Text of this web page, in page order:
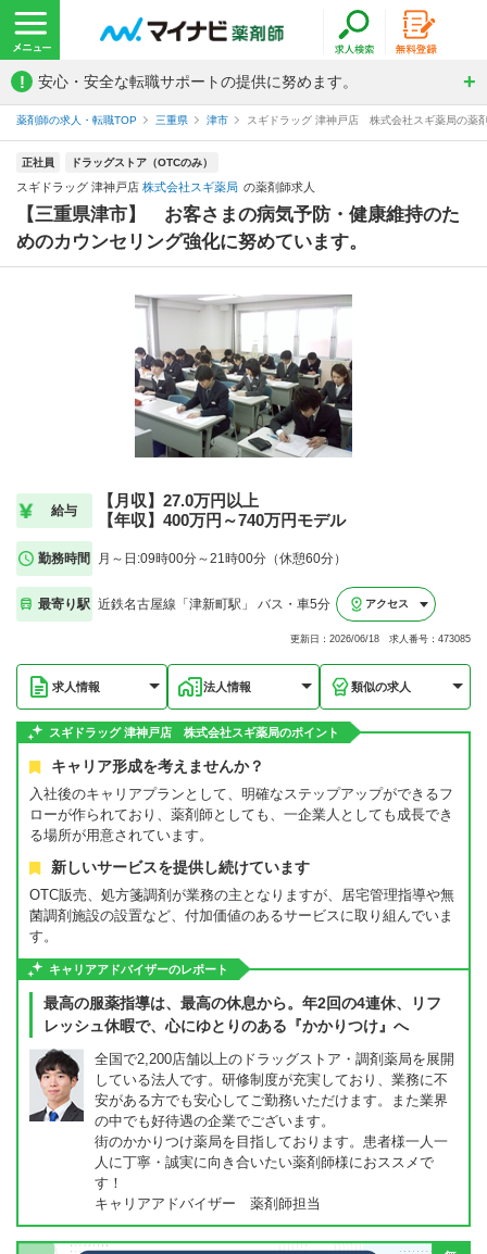
! 安心・安全な転職サポートの提供に努めます。
薬剤師の求人・転職TOP 三重県 津市 スギドラッグ 津神戸店 株式会社スギ薬局の薬
正社員 ドラッグストア（OTCのみ）
スギドラッグ 津神戸店 株式会社スギ薬局 の薬剤師求人
【三重県津市】 お客さまの病気予防・健康維持のた
めのカウンセリング強化に努めています。
給与
【月収】27.0万円以上
【年収】400万円～740万円モデル
勤務時間 月～日:09時00分～21時00分（休憩60分）
最寄り駅 近鉄名古屋線「津新町駅」 バス・車5分 アクセス
更新日：2026/06/18 求人番号：473085
求人情報 法人情報 類似の求人
スギドラッグ 津神戸店 株式会社スギ薬局のポイント
キャリア形成を考えませんか？
入社後のキャリアプランとして、明確なステップアップができるフ
ローが作られており、薬剤師としても、一企業人としても成長でき
る場所が用意されています。
新しいサービスを提供し続けています
OTC販売、処方箋調剤が業務の主となりますが、居宅管理指導や無
菌調剤施設の設置など、付加価値のあるサービスに取り組んでいま
す。
キャリアアドバイザーのレポート
最高の服薬指導は、最高の休息から。年2回の4連休、リフ
レッシュ休暇で、心にゆとりのある『かかりつけ』へ
全国で2,200店舗以上のドラッグストア・調剤薬局を展開
している法人です。研修制度が充実しており、業務に不
安がある方でも安心してご勤務いただけます。また業界
の中でも好待遇の企業でございます。
街のかかりつけ薬局を目指しております。患者様一人一
人に丁寧・誠実に向き合いたい薬剤師様におススメで
す！
キャリアアドバイザー 薬剤師担当